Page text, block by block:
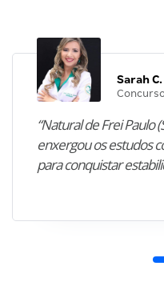
Sarah C.
“Natural de Frei Paulo
enxergou os estudos
para conquistar